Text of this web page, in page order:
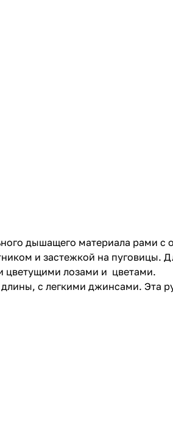
дышащего материала рами с
и застежкой на пуговицы.
цветущими лозами и цветами.
с легкими джинсами. Эта